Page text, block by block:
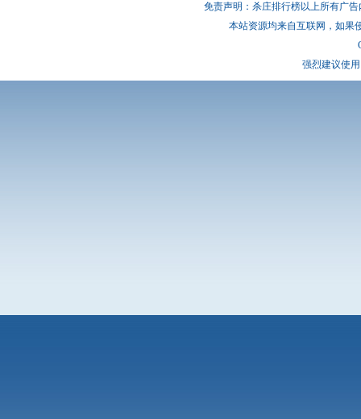
免责声明：杀庄排行榜以上所有广
本站资源均来自互联网，如果
强烈建议使